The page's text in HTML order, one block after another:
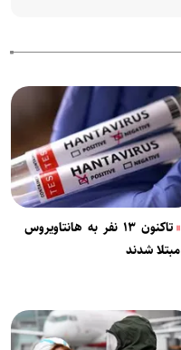
تاکنون ۱۳ نفر به هانتاویروس
مبتلا شدند